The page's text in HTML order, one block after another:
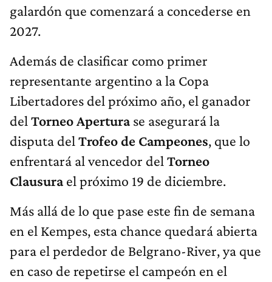
galardón que comenzará a concederse en
2027.
Además de clasificar como primer
representante argentino a la Copa
Libertadores del próximo año, el ganador
del Torneo Aperturase asegurará la
disputa del Trofeo de Campeones, que lo
enfrentará al vencedor del Torneo
Clausurael próximo 19 de diciembre.
Más allá de lo que pase este fin de semana
en el Kempes, esta chance quedará abierta
para el perdedor de Belgrano-River, ya que
en caso de repetirse el campeón en el